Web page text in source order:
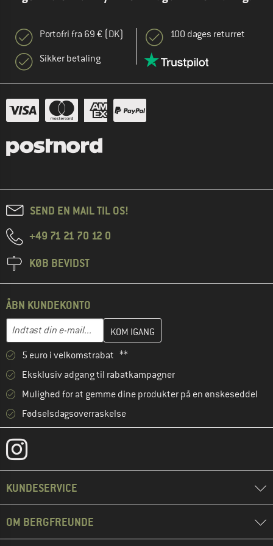
Portofri fra 69 € (DK)
Sikker betaling
100 dages returret
SEND EN MAIL TIL OS!
+49 71 21 70 12 0
KØB BEVIDST
ÅBN KUNDEKONTO
E-mail-adresse
Indtast din e-mailadresse her, og opret i næste trin din
5 euro i velkomstrabat **
Eksklusiv adgang til rabatkampagner
Mulighed for at gemme dine produkter på en ønskeseddel
Fødselsdagsoverraskelse
KUNDESERVICE
OM BERGFREUNDE